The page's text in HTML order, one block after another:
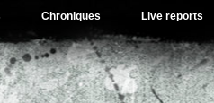
Chroniques Live reports